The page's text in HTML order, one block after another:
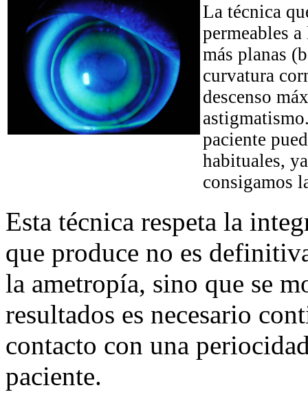
La técnica
permeables
más planas
curvatura
descenso
paciente
habituales,
consigamos
Esta técnica respeta la
que produce no es
la ametropía, sino que se
resultados es necesario
contacto con una
paciente.